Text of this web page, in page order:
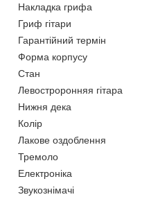
Накладка грифа
Гриф гітари
Гарантійний термін
Форма корпусу
Стан
Левостроронняя гітара
Нижня дека
Колір
Лакове оздоблення
Тремоло
Електроніка
Звукознімачі